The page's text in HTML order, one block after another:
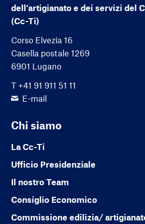
dell’artigianato e dei servizi del
(Cc-Ti)
Corso Elvezia 16
Casella postale 1269
6901 Lugano
T +41 91 911 51 11
E-mail
Chi siamo
La Cc-Ti
Ufficio Presidenziale
Il nostro Team
Consiglio Economico
Commissione edilizia/